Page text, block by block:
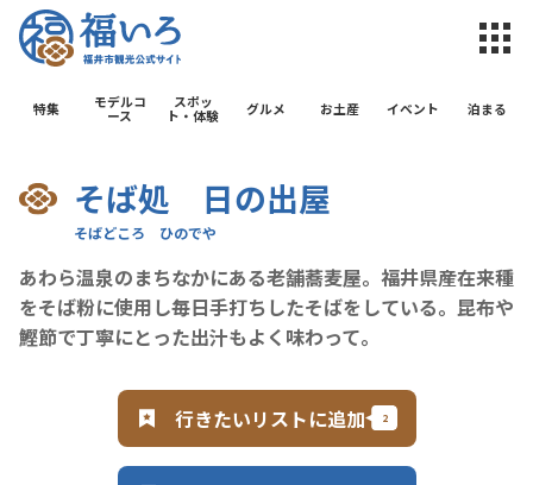
福井市観光
特集
モデルコ
ース
スポッ
ト・体験
グルメ お土産 イベント 泊まる
そば処 日の出屋
あわら温泉のまちなかにある老舗蕎麦屋。福井県産在来種
をそば粉に使用し毎日手打ちしたそばをしている。昆布や
鰹節で丁寧にとった出汁もよく味わって。
行きたいリストに追加